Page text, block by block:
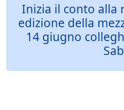
Inizia il conto alla
edizione della
14 giugno